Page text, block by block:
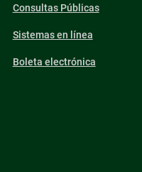
Consultas Públicas
Sistemas en línea
Boleta electrónica